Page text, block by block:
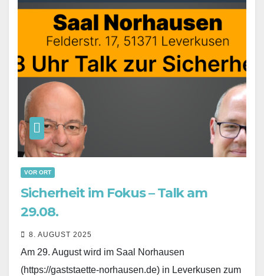
VOR ORT
Sicherheit im Fokus – Talk am
29.08.
8. AUGUST 2025
Am 29. August wird im Saal Norhausen
(https://gaststaette-norhausen.de) in Leverkusen zum